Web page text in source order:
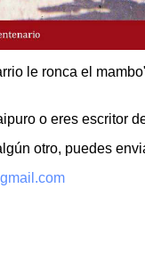
le ronca el
o eres escritor
otro, puedes